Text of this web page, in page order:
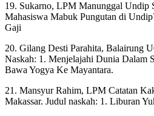
19. Sukarno, LPM Manunggal Undip
Mahasiswa Mabuk Pungutan di
Gaji
20. Gilang Desti Parahita, Balairung
Naskah: 1. Menjelajahi Dunia Dalam
Bawa Yogya Ke Mayantara.
21. Mansyur Rahim, LPM Catatan
Makassar. Judul naskah: 1. Liburan